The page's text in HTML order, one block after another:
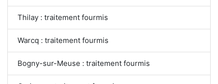
Thilay : traitement fourmis
Warcq : traitement fourmis
Bogny-sur-Meuse : traitement fourmis